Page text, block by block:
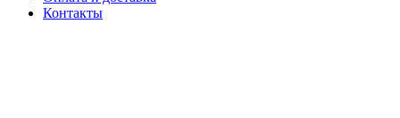
Контакты